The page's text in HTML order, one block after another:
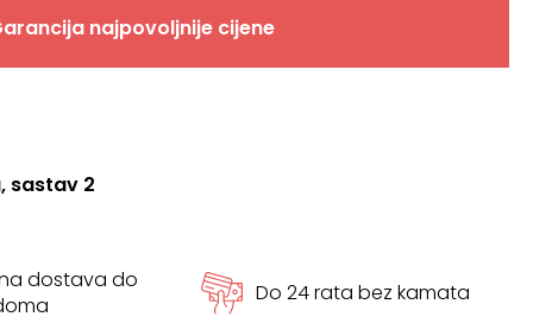
najpovoljnije cijene
sastav 2
dostava do
Do 24 rata bez kamata